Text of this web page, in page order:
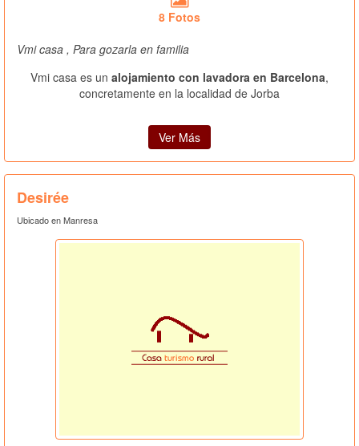
8 Fotos
Vmi casa , Para gozarla en familia
Vmi casa es un alojamiento con lavadora en Barcelona,
concretamente en la localidad de Jorba
Ver Más
Desirée
Ubicado en Manresa